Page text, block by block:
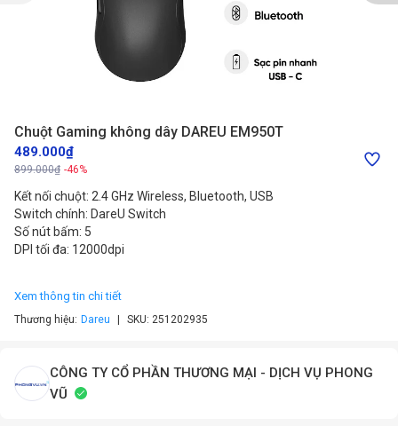
Chuột Gaming không dây DAREU EM950T
489.000₫
899.000₫ -46%
Kết nối chuột: 2.4 GHz Wireless, Bluetooth, USB
Switch chính: DareU Switch
Số nút bấm: 5
DPI tối đa: 12000dpi
Xem thông tin chi tiết
Thương hiệu: Dareu SKU: 251202935
CÔNG TY CỔ PHẦN THƯƠNG MẠI - DỊCH VỤ PHONG
VŨ